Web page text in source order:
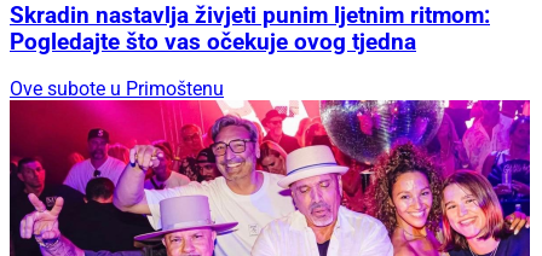
Skradin nastavlja živjeti punim ljetnim ritmom:
Pogledajte što vas očekuje ovog tjedna
Ove subote u Primoštenu